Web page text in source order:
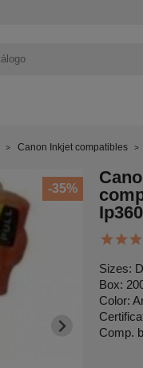
Canon Inkjet compatibles
-35%
Sizes:
Box:
Color:
Comp.